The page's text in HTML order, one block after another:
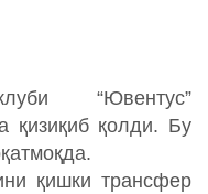
“Ювентус”
қизиқиб қолди. Бу
қишки трансфер